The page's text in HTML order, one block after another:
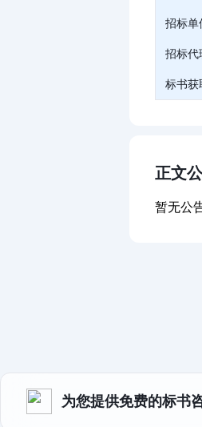
招标单
招标代
标书获
正文
暂无公
为您提供免费的标书